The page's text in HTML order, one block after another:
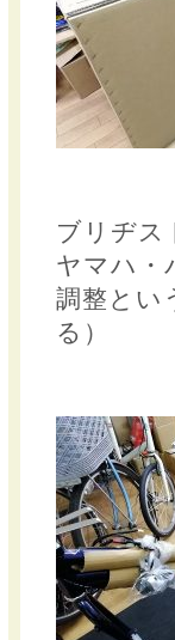
ブリヂス
ヤマハ・
調整とい
る）